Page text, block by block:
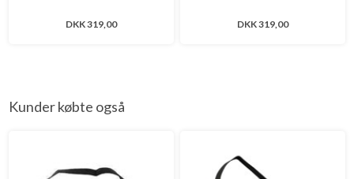
DKK 319,00 DKK 319,00
Kunder købte også